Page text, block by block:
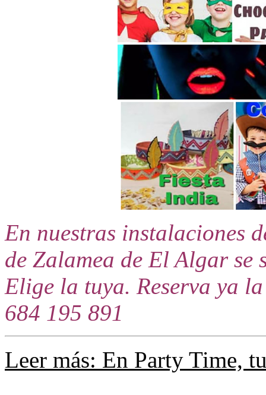
En nuestras instalaciones
de Zalamea de El Algar se
Elige la tuya. Reserva ya
684 195 891
Leer más: En Party Time,